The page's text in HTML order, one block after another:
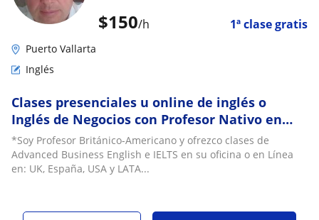
$150/h 1ª clase gratis
Puerto Vallarta
Inglés
Clases presenciales u online de inglés o
Inglés de Negocios con Profesor Nativo en
Lima
*Soy Profesor Británico-Americano y ofrezco clases de
Advanced Business English e IELTS en su oficina o en Línea
en: UK, España, USA y LATA...